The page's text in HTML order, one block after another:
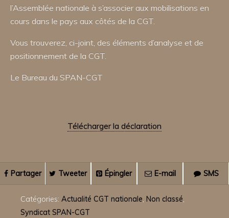
l’Assemblée nationale à s’associer aux mobilisations en
cours dans le pays aux côtés de la CGT.
Vous trouverez, ci-joint, des éléments d’analyse et de
positionnement de la CGT.
Le Bureau du SPAN-CGT
Télécharger la déclaration
Partager Tweeter Épingler E-mail SMS
Catégories: Actualité CGT nationale, Non classé,
Syndicat SPAN-CGT